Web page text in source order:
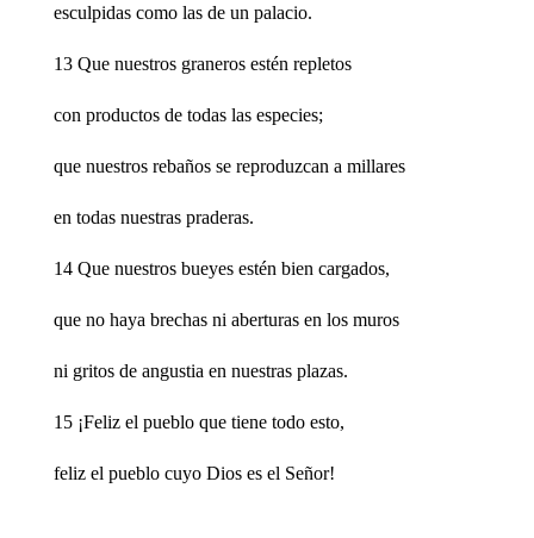
esculpidas como las de un palacio.
13 Que nuestros graneros estén repletos
con productos de todas las especies;
que nuestros rebaños se reproduzcan a millares
en todas nuestras praderas.
14 Que nuestros bueyes estén bien cargados,
que no haya brechas ni aberturas en los muros
ni gritos de angustia en nuestras plazas.
15 ¡Feliz el pueblo que tiene todo esto,
feliz el pueblo cuyo Dios es el Señor!